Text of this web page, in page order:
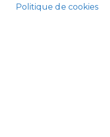
Politique de cookies